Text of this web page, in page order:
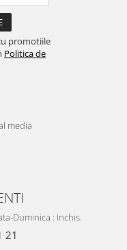
promotiile
Politica de
media
Duminica : Inchis.
21